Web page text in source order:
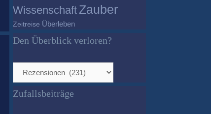
Wissenschaft Zauber
Zeitreise Überleben
Den Überblick verloren?
Überblick
verloren?
Zufallsbeiträge